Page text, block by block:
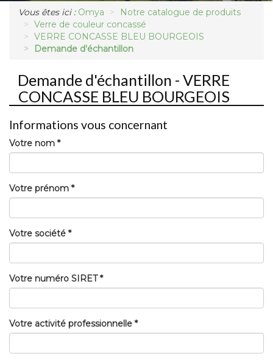
Demande d'échantillon
Vous êtes ici : Omya
Notre catalogue de produits
Verre de couleur concassé
VERRE CONCASSE BLEU BOURGEOIS
Demande d'échantillon
Demande d'échantillon - VERRE
CONCASSE BLEU BOURGEOIS
Informations vous concernant
Votre nom *
Votre prénom *
Votre société *
Votre numéro SIRET *
Votre activité professionnelle *